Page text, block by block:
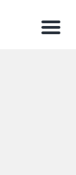
Menu